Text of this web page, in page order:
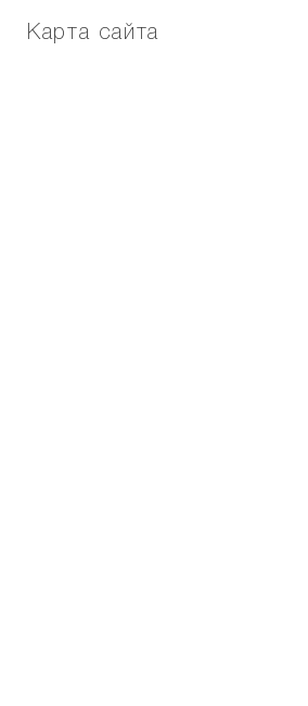
Карта сайта